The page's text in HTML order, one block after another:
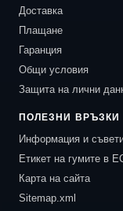
Доставка
Плащане
Гаранция
Общи условия
Защита на лични
ПОЛЕЗНИ ВРЪЗКИ
Информация и
Етикет на гумите в
Карта на сайта
Sitemap.xml